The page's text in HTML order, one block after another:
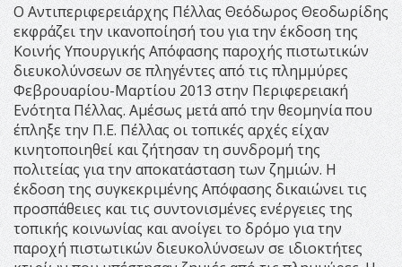
Ο Αντιπεριφερειάρχης Πέλλας Θεόδωρος Θεοδωρίδης
εκφράζει την ικανοποίησή του για την έκδοση της
Κοινής Υπουργικής Απόφασης παροχής πιστωτικών
διευκολύνσεων σε πληγέντες από τις πλημμύρες
Φεβρουαρίου-Μαρτίου 2013 στην Περιφερειακή
Ενότητα Πέλλας. Αμέσως μετά από την θεομηνία που
έπληξε την Π.Ε. Πέλλας οι τοπικές αρχές είχαν
κινητοποιηθεί και ζήτησαν τη συνδρομή της
πολιτείας για την αποκατάσταση των ζημιών. Η
έκδοση της συγκεκριμένης Απόφασης δικαιώνει τις
προσπάθειες και τις συντονισμένες ενέργειες της
τοπικής κοινωνίας και ανοίγει το δρόμο για την
παροχή πιστωτικών διευκολύνσεων σε ιδιοκτήτες